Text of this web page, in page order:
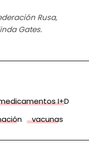
Rusa,
Gates.
I+D
vacunas